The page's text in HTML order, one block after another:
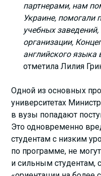
партнерами, нам
Украине, помогали
учебных
организации,
английского языка
отметила Лилия
Одной из основных
университетах
в вузы попадают
Это одновременно
студентам с низким
по программе, не
и сильным студентам,